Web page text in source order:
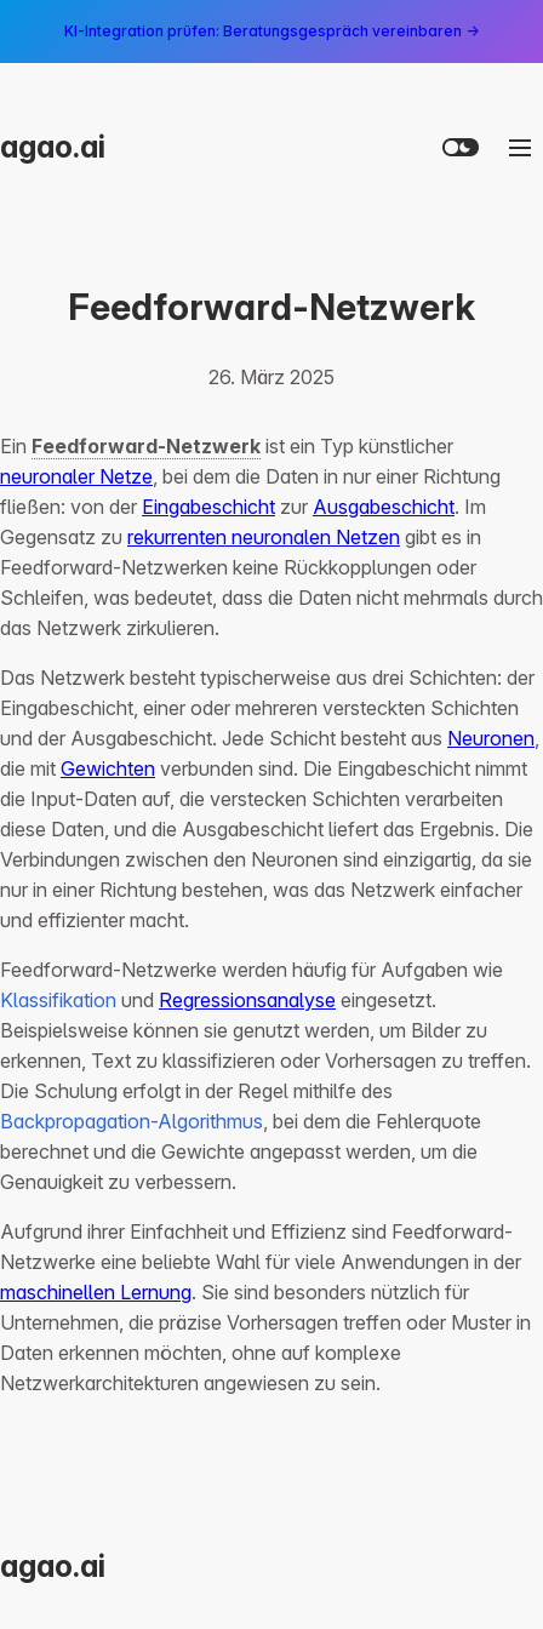
KI-Integration prüfen: Beratungsgespräch vereinbaren →
agao.ai
Feedforward-Netzwerk
26. März 2025
Ein Feedforward-Netzwerk ist ein Typ künstlicher
neuronaler Netze, bei dem die Daten in nur einer Richtung
fließen: von der Eingabeschicht zur Ausgabeschicht. Im
Gegensatz zu rekurrenten neuronalen Netzen gibt es in
Feedforward-Netzwerken keine Rückkopplungen oder
Schleifen, was bedeutet, dass die Daten nicht mehrmals durch
das Netzwerk zirkulieren.
Das Netzwerk besteht typischerweise aus drei Schichten: der
Eingabeschicht, einer oder mehreren versteckten Schichten
und der Ausgabeschicht. Jede Schicht besteht aus Neuronen,
die mit Gewichten verbunden sind. Die Eingabeschicht nimmt
die Input-Daten auf, die verstecken Schichten verarbeiten
diese Daten, und die Ausgabeschicht liefert das Ergebnis. Die
Verbindungen zwischen den Neuronen sind einzigartig, da sie
nur in einer Richtung bestehen, was das Netzwerk einfacher
und effizienter macht.
Feedforward-Netzwerke werden häufig für Aufgaben wie
Klassifikation und Regressionsanalyse eingesetzt.
Beispielsweise können sie genutzt werden, um Bilder zu
erkennen, Text zu klassifizieren oder Vorhersagen zu treffen.
Die Schulung erfolgt in der Regel mithilfe des
Backpropagation-Algorithmus, bei dem die Fehlerquote
berechnet und die Gewichte angepasst werden, um die
Genauigkeit zu verbessern.
Aufgrund ihrer Einfachheit und Effizienz sind Feedforward-
Netzwerke eine beliebte Wahl für viele Anwendungen in der
maschinellen Lernung. Sie sind besonders nützlich für
Unternehmen, die präzise Vorhersagen treffen oder Muster in
Daten erkennen möchten, ohne auf komplexe
Netzwerkarchitekturen angewiesen zu sein.
agao.ai